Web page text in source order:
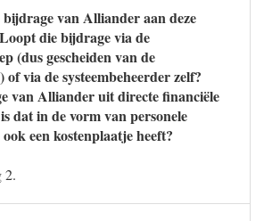
bijdrage van Alliander aan deze
die bijdrage via de
(dus gescheiden van de
of via de systeembeheerder zelf?
van Alliander uit directe financiële
dat in de vorm van personele
een kostenplaatje heeft?
2.